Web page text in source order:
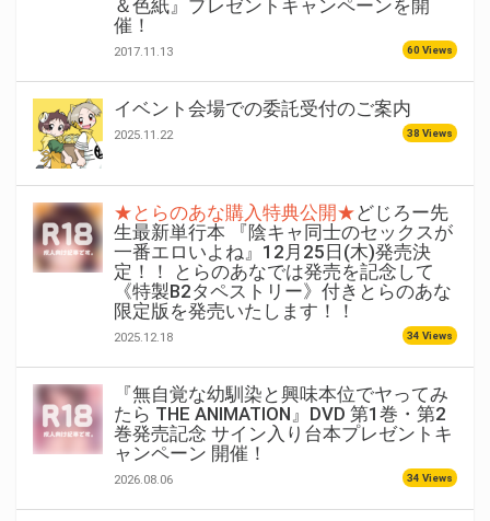
＆色紙』プレゼントキャンペーンを開
催！
2017.11.13 60 Views
イベント会場での委託受付のご案内
2025.11.22 38 Views
★とらのあな購入特典公開★どじろー先
生最新単行本 『陰キャ同士のセックスが
一番エロいよね』12月25日(木)発売決
定！！ とらのあなでは発売を記念して
《特製B2タペストリー》付きとらのあな
限定版を発売いたします！！
2025.12.18 34 Views
『無自覚な幼馴染と興味本位でヤってみ
たら THE ANIMATION』DVD 第1巻・第2
巻発売記念 サイン入り台本プレゼントキ
ャンペーン 開催！
2026.08.06 34 Views